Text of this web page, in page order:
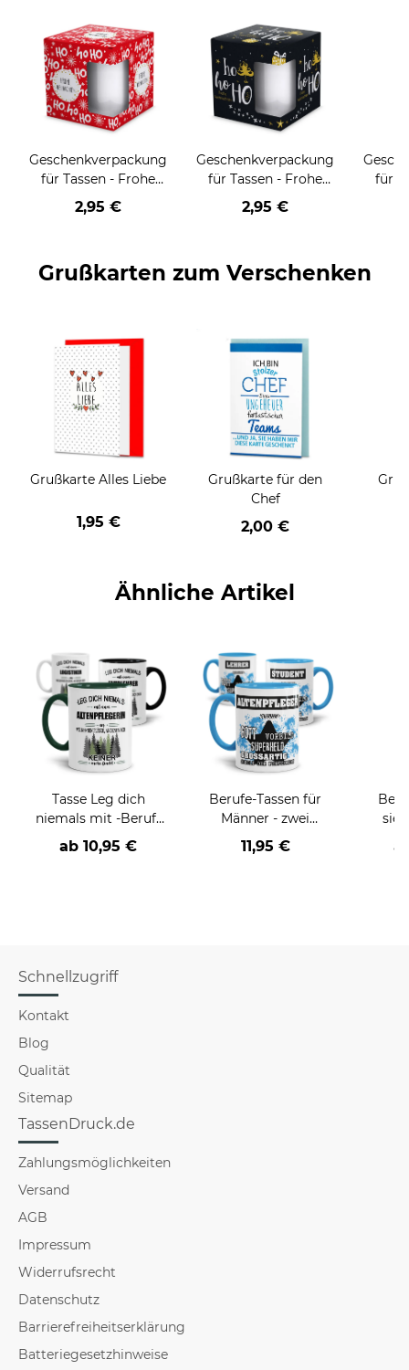
Geschenkverpackung
für Tassen - Frohe
Weihnachten - HO
HO HO - rot
2,95 €
Geschenkverpackung
für Tassen - Frohe
Weihnachten - HO
HO HO - schwarz
2,95 €
für
Grußkarten zum Verschenken
Grußkarte Alles Liebe
1,95 €
Grußkarte für den
Chef
2,00 €
Ähnliche Artikel
Tasse Leg dich
niemals mit -Beruf-
an
ab 10,95 €
Berufe-Tassen für
Männer - zwei
Farbvarianten
11,95 €
Schnellzugriff
Kontakt
Blog
Qualität
Sitemap
TassenDruck.de
Zahlungsmöglichkeiten
Versand
AGB
Impressum
Widerrufsrecht
Datenschutz
Barrierefreiheitserklärung
Batteriegesetzhinweise